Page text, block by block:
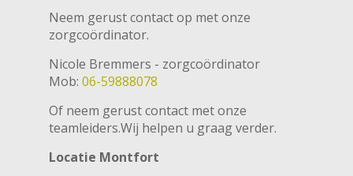
Neem gerust contact op met onze
zorgcoördinator.
Nicole Bremmers - zorgcoördinator
Mob:06-59888078
Of neem gerust contact met onze
teamleiders.Wij helpen u graag verder.
Locatie Montfort